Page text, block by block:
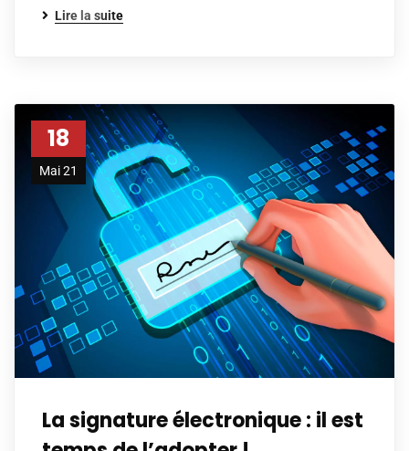
Lire la suite
18
Mai 21
La signature électronique : il est